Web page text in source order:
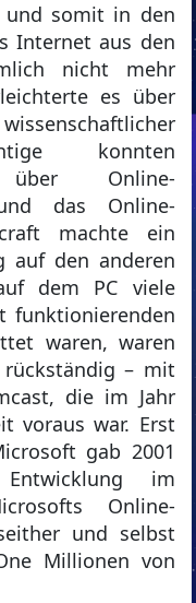
und somit in den
Internet aus den
nicht mehr
es über
konnten
über Online-
das Online-
machte ein
auf den anderen
dem PC viele
funktionierenden
waren, waren
– mit
die im Jahr
voraus war. Erst
gab 2001
im
Online-
und selbst
Millionen von